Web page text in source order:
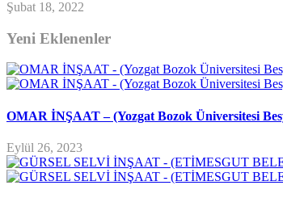
Şubat 18, 2022
Yeni Eklenenler
OMAR İNŞAAT – (Yozgat Bozok Üniversitesi
Eylül 26, 2023